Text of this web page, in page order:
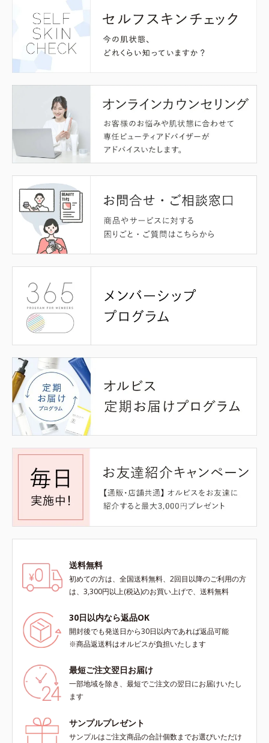
送料無料
初めての方は、全国送料無料、2回目以降のご利用の方
は、3,300円以上(税込)のお買い上げで、送料無料
30日以内なら返品OK
開封後でも発送日から30日以内であれば返品可能
※商品返送料はオルビスが負担いたします
最短ご注文翌日お届け
一部地域を除き、最短でご注文の翌日にお届けいたし
ます
サンプルプレゼント
サンプルはご注文商品の合計個数までお選びいただけ